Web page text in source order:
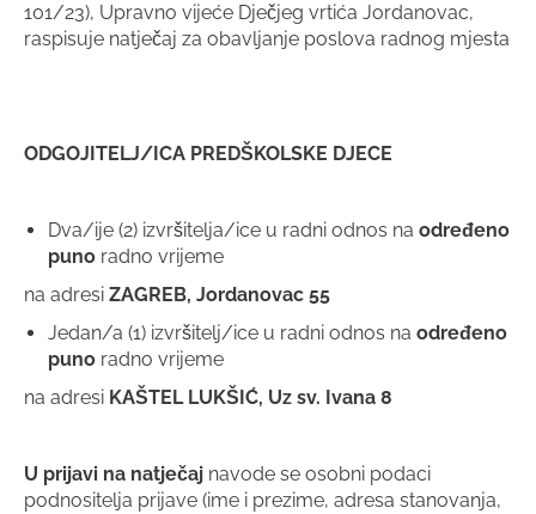
101/23), Upravno vijeće Dječjeg vrtića Jordanovac,
raspisuje natječaj za obavljanje poslova radnog mjesta
ODGOJITELJ/ICA PREDŠKOLSKE DJECE
Dva/ije (2) izvršitelja/ice u radni odnos na određeno
puno radno vrijeme
na adresi ZAGREB, Jordanovac 55
Jedan/a (1) izvršitelj/ice u radni odnos na određeno
puno radno vrijeme
na adresi KAŠTEL LUKŠIĆ, Uz sv. Ivana 8
U prijavi na natječaj navode se osobni podaci
podnositelja prijave (ime i prezime, adresa stanovanja,